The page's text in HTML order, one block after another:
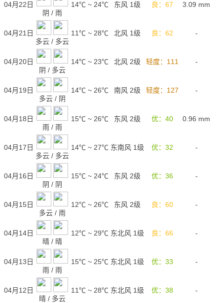
04月22日
阴 / 雨
14℃ ~ 24℃ 东风 1级 良：67 3.09 mm
04月21日
多云 / 多云
11℃ ~ 28℃ 北风 1级 良：62 -
04月20日
阴 / 多云
14℃ ~ 23℃ 北风 2级 轻度：111 -
04月19日
多云 / 阴
14℃ ~ 26℃ 南风 2级 轻度：127 -
04月18日
雨 / 雨
15℃ ~ 26℃ 东风 2级 优：40 0.96 mm
04月17日
多云 / 多云
14℃ ~ 27℃ 东南风 1级 优：32 -
04月16日
阴 / 阴
15℃ ~ 24℃ 东风 2级 优：36 -
04月15日
多云 / 雨
12℃ ~ 26℃ 东风 2级 良：60 -
04月14日
晴 / 晴
12℃ ~ 29℃ 东北风 1级 良：66 -
04月13日
雨 / 雨
15℃ ~ 25℃ 东北风 1级 优：33 -
04月12日
晴 / 多云
11℃ ~ 28℃ 东北风 1级 优：38 -